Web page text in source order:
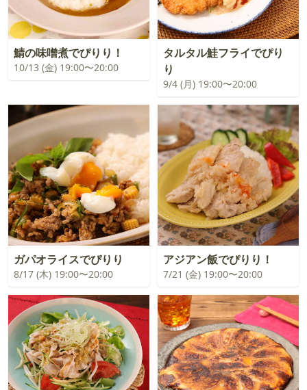
鯖の味噌煮でぴりり！
10/13 (金) 19:00〜20:00
タルタル鮭フライでぴり
り
9/4 (月) 19:00〜20:00
ガパオライスでぴりり
8/17 (木) 19:00〜20:00
アジアン飯でぴりり！
7/21 (金) 19:00〜20:00